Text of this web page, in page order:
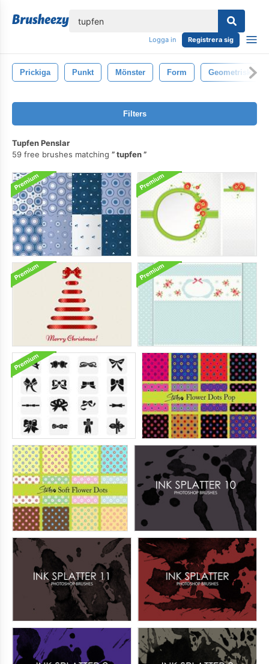
Logga in Registrera sig
Prickiga Punkt Mönster Form Geometrisk
Filters
Tupfen Penslar
59 free brushes matching
tupfen